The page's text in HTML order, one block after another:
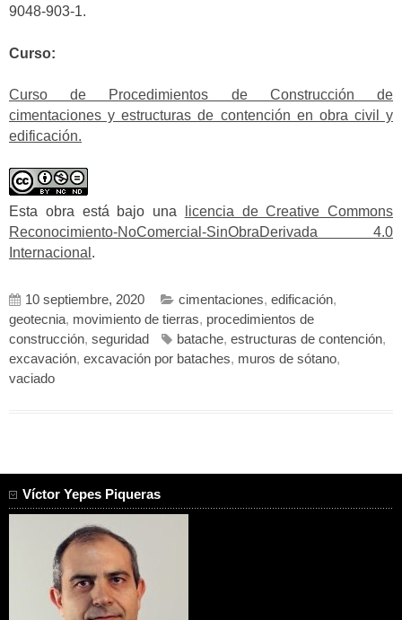
9048-903-1.
Curso:
Curso de Procedimientos de Construcción de
cimentaciones y estructuras de contención en obra civil y
edificación.
Esta obra está bajo una
licencia de Creative Commons
Reconocimiento-NoComercial-SinObraDerivada 4.0
Internacional .
10 septiembre, 2020 cimentaciones, edificación,
geotecnia, movimiento de tierras, procedimientos de
construcción, seguridad batache, estructuras de contención,
excavación, excavación por bataches, muros de sótano,
vaciado
Víctor Yepes Piqueras